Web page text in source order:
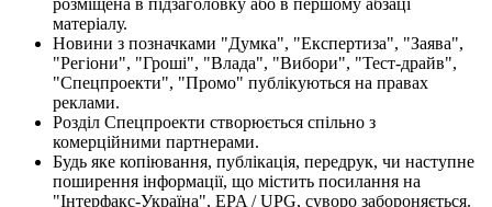
матеріалу.
Новини з позначками "Думка", "Експертиза", "Заява",
"Регіони", "Гроші", "Влада", "Вибори", "Тест-драйв",
"Спецпроекти", "Промо" публікуються на правах
реклами.
Розділ Спецпроекти створюється спільно з
комерційними партнерами.
Будь яке копіювання, публікація, передрук, чи наступне
поширення інформації, що містить посилання на
"Інтерфакс-Україна", EPA / UPG, суворо забороняється.